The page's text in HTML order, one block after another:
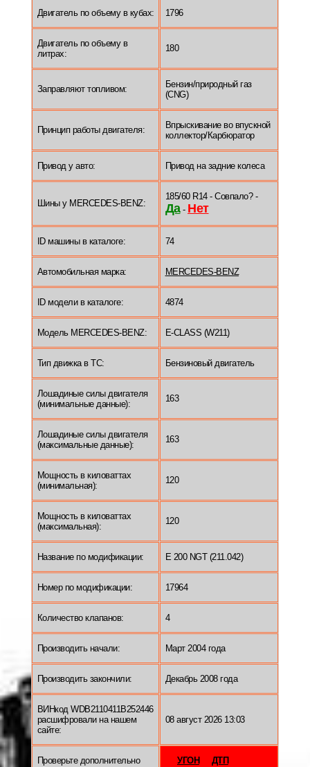
Двигатель по объему в кубах: 1796
Двигатель по объему в
литрах:
180
Заправляют топливом:
Бензин/природный газ
(CNG)
Принцип работы двигателя:
Впрыскивание во впускной
коллектор/Карбюратор
Привод у авто: Привод на задние колеса
Шины у MERCEDES-BENZ:
185/60 R14 - Совпало? -
Да- Нет
ID машины в каталоге: 74
Автомобильная марка: MERCEDES-BENZ
ID модели в каталоге: 4874
Модель MERCEDES-BENZ: E-CLASS (W211)
Тип движка в ТС: Бензиновый двигатель
Лошадиные силы двигателя
(минимальные данные):
163
Лошадиные силы двигателя
(максимальные данные):
163
Мощность в киловаттах
(минимальная):
120
Мощность в киловаттах
(максимальная):
120
Название по модификации: E 200 NGT (211.042)
Номер по модификации: 17964
Количество клапанов: 4
Производить начали: Март 2004 года
Производить закончили: Декабрь 2008 года
ВИНкод WDB2110411B252446
расшифровали на нашем
сайте:
08 август 2026 13:03
Проверьте дополнительно
УГОН
ДТП